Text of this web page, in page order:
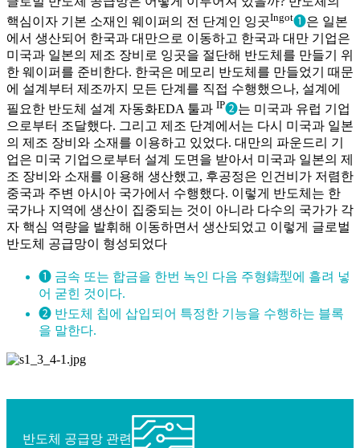
핵심이자 기본 소재인 웨이퍼의 전 단계인 잉곳Ingot❶은 일본
에서 생산되어 한국과 대만으로 이동하고 한국과 대만 기업은
미국과 일본의 제조 장비로 잉곳을 절단해 반도체를 만들기 위
한 웨이퍼를 준비한다. 한국은 메모리 반도체를 만들었기 때문
에 설계부터 제조까지 모든 단계를 직접 수행했으나, 설계에
필요한 반도체 설계 자동화EDA 툴과 IP❷는 미국과 유럽 기업
으로부터 조달했다. 그리고 제조 단계에서는 다시 미국과 일본
의 제조 장비와 소재를 이용하고 있었다. 대만의 파운드리 기
업은 미국 기업으로부터 설계 도면을 받아서 미국과 일본의 제
조 장비와 소재를 이용해 생산했고, 후공정은 인건비가 저렴한
중국과 주변 아시아 국가에서 수행했다. 이렇게 반도체는 한
국가나 지역에 생산이 집중되는 것이 아니라 다수의 국가가 각
자 핵심 역량을 발휘해 이동하면서 생산되었고 이렇게 글로벌
반도체 공급망이 형성되었다
❶ 금속 또는 합금을 한번 녹인 다음 주형鑄型에 흘려 넣
어 굳힌 것이다.
❷ 반도체 칩에 삽입되어 특정한 기능을 수행하는 블록
을 말한다.
반도체 공급망 관련